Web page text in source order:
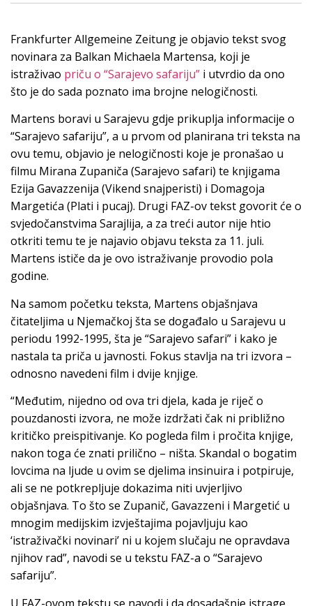
Frankfurter Allgemeine Zeitung je objavio tekst svog
novinara za Balkan Michaela Martensa, koji je
istraživao priču o “Sarajevo safariju” i utvrdio da ono
što je do sada poznato ima brojne nelogičnosti.
Martens boravi u Sarajevu gdje prikuplja informacije o
“Sarajevo safariju”, a u prvom od planirana tri teksta na
ovu temu, objavio je nelogičnosti koje je pronašao u
filmu Mirana Zupaniča (Sarajevo safari) te knjigama
Ezija Gavazzenija (Vikend snajperisti) i Domagoja
Margetića (Plati i pucaj). Drugi FAZ-ov tekst govorit će o
svjedočanstvima Sarajlija, a za treći autor nije htio
otkriti temu te je najavio objavu teksta za 11. juli.
Martens ističe da je ovo istraživanje provodio pola
godine.
Na samom početku teksta, Martens objašnjava
čitateljima u Njemačkoj šta se događalo u Sarajevu u
periodu 1992-1995, šta je “Sarajevo safari” i kako je
nastala ta priča u javnosti. Fokus stavlja na tri izvora –
odnosno navedeni film i dvije knjige.
“Međutim, nijedno od ova tri djela, kada je riječ o
pouzdanosti izvora, ne može izdržati čak ni približno
kritičko preispitivanje. Ko pogleda film i pročita knjige,
nakon toga će znati prilično – ništa. Skandal o bogatim
lovcima na ljude u ovim se djelima insinuira i potpiruje,
ali se ne potkrepljuje dokazima niti uvjerljivo
objašnjava. To što se Zupanič, Gavazzeni i Margetić u
mnogim medijskim izvještajima pojavljuju kao
‘istraživački novinari’ ni u kojem slučaju ne opravdava
njihov rad”, navodi se u tekstu FAZ-a o “Sarajevo
safariju”.